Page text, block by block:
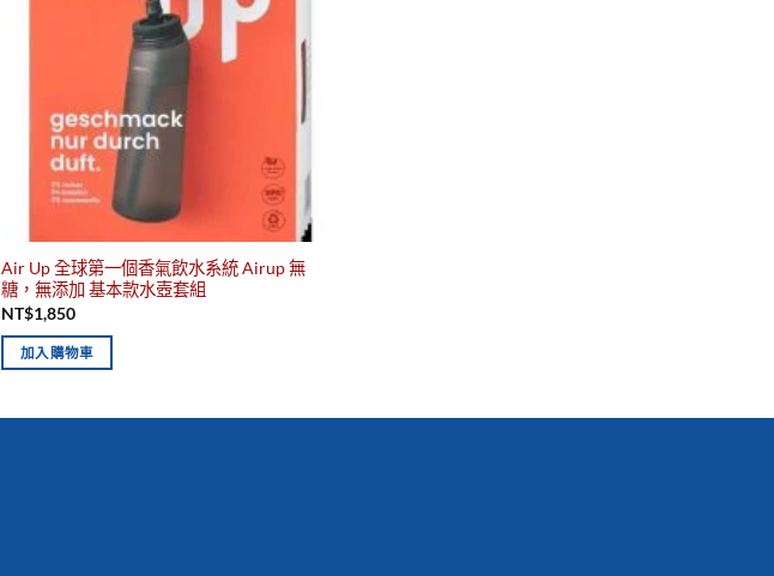
Air Up 全球第一個香氣飲水系統 Airup 無
糖，無添加 基本款水壺套組
NT$1,850
加入購物車